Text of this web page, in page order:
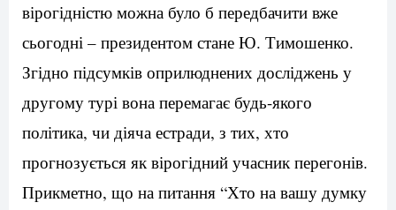
вірогідністю можна було б передбачити вже
сьогодні – президентом стане Ю. Тимошенко.
Згідно підсумків оприлюднених досліджень у
другому турі вона перемагає будь-якого
політика, чи діяча естради, з тих, хто
прогнозується як вірогідний учасник перегонів.
Прикметно, що на питання “Хто на вашу думку